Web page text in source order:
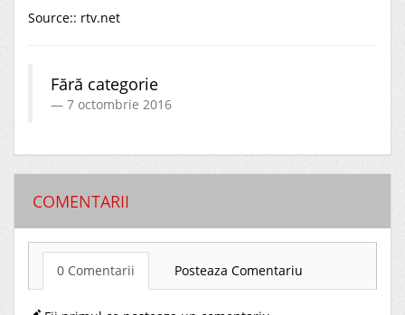
Source:: rtv.net
Fără categorie
7 octombrie 2016
COMENTARII
0 Comentarii Posteaza Comentariu